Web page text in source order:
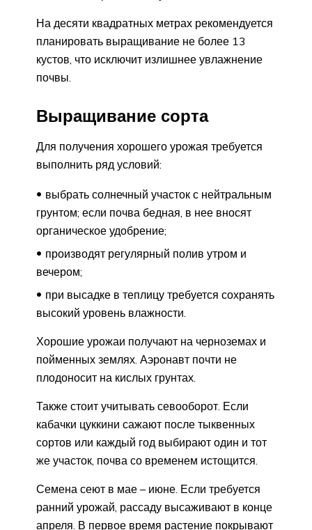
На десяти квадратных метрах рекомендуется
планировать выращивание не более 13
кустов, что исключит излишнее увлажнение
почвы.
Выращивание сорта
Для получения хорошего урожая требуется
выполнить ряд условий:
выбрать солнечный участок с нейтральным
грунтом; если почва бедная, в нее вносят
органическое удобрение;
производят регулярный полив утром и
вечером;
при высадке в теплицу требуется сохранять
высокий уровень влажности.
Хорошие урожаи получают на черноземах и
пойменных землях. Аэронавт почти не
плодоносит на кислых грунтах.
Также стоит учитывать севооборот. Если
кабачки цуккини сажают после тыквенных
сортов или каждый год выбирают один и тот
же участок, почва со временем истощится.
Семена сеют в мае – июне. Если требуется
ранний урожай, рассаду высаживают в конце
апреля. В первое время растение покрывают